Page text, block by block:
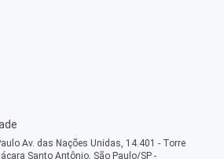
Av. das Nações Unidas, 14.401 - Torre
Santo Antônio, São Paulo/SP -